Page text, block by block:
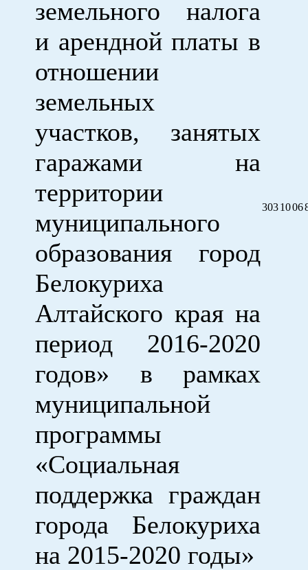
земельного налога
и арендной платы в
отношении
земельных
участков, занятых
гаражами на
территории
муниципального
образования город
Белокуриха
Алтайского края на
период 2016-2020
годов» в рамках
муниципальной
программы
«Социальная
поддержка граждан
города Белокуриха
на 2015-2020 годы»
3031006